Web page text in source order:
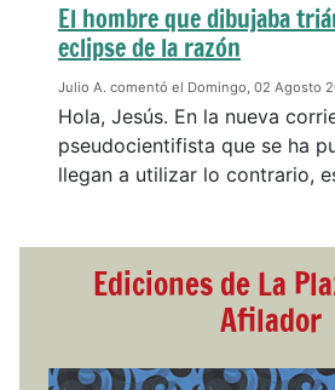
El hombre que dibujaba
eclipse de la razón
Julio A. comentó el Domingo, 02 Agosto
Hola, Jesús. En la nueva
pseudocientifista que se ha
llegan a utilizar lo contrario,
Ediciones de La
Afilador